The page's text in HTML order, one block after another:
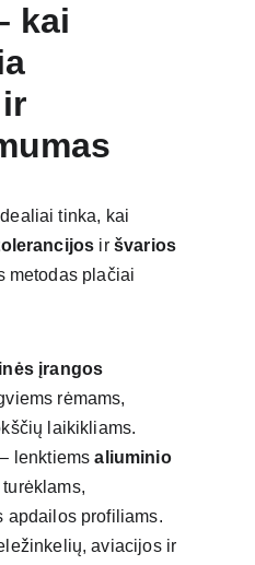
kai
tinka, kai
ir švarios
metodas plačiai
įrangos
rėmams,
laikikliams.
– lenktiems aliuminio
turėklams,
apdailos profiliams.
aviacijos ir